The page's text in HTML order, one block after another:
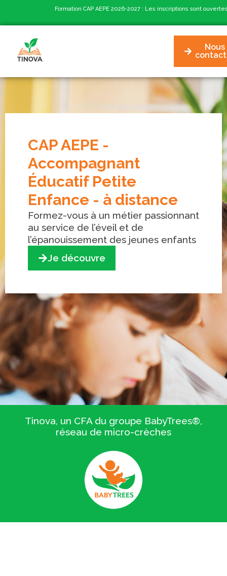
Formation CAP AEPE 2026-2027 : Les inscriptions sont
Nous
CAP AEPE -
Accompagnant
Éducatif Petite
Enfance - à distance
Formez-vous à un métier passionnant
au service de l’éveil et de
l’épanouissement des jeunes enfants
Je découvre
Tinova, un CFA du groupe BabyTrees®,
réseau de micro-crèches